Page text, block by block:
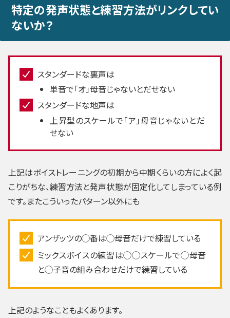
特定の発声状態と練習方法がリンクしてい
ないか？
スタンダードな裏声は
単音で「オ」母音じゃないとだせない
スタンダードな地声は
上昇型のスケールで「ア」母音じゃないとだ
せない
上記はボイストレーニングの初期から中期くらいの方によく起
こりがちな、練習方法と発声状態が固定化してしまっている例
です。またこういったパターン以外にも
アンザッツの◯番は◯母音だけで練習している
ミックスボイスの練習は◯◯スケールで◯母音
と◯子音の組み合わせだけで練習している
上記のようなこともよくあります。